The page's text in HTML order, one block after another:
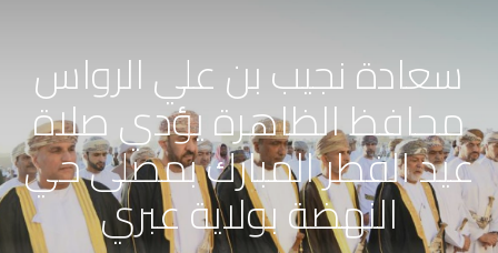
سعادة نجيب بن علي الرواس
محافظ الظاهرة يؤدي صلاة
عيد الفطر المبارك بمصلى حي
النهضة بولاية عبري